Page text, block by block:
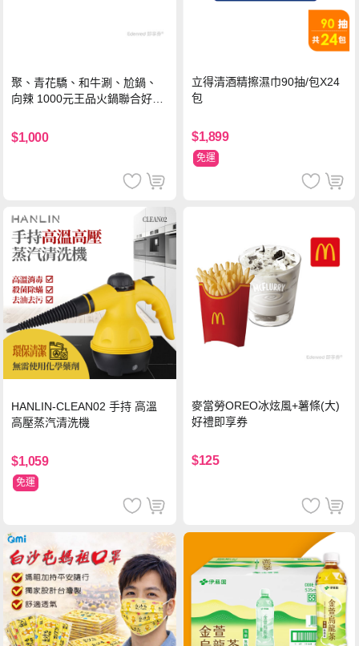
聚、青花驕、和牛涮、尬鍋、
向辣 1000元王品火鍋聯合好禮
$1,000
立得清酒精擦濕巾90抽/包X24
包
$1,899
免運
HANLIN-CLEAN02 手持 高溫
高壓蒸汽清洗機
$1,059
免運
麥當勞OREO冰炫風+薯條(大)
好禮即享券
$125